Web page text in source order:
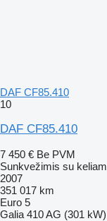
DAF CF85.410
10
DAF CF85.410
7 450 € Be PVM
Sunkvežimis su
2007
351 017 km
Euro 5
Galia 410 AG (301 kW)